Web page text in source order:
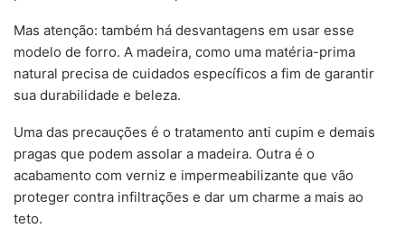
Mas atenção: também há desvantagens em usar esse
modelo de forro. A madeira, como uma matéria-prima
natural precisa de cuidados específicos a fim de garantir
sua durabilidade e beleza.
Uma das precauções é o tratamento anti cupim e demais
pragas que podem assolar a madeira. Outra é o
acabamento com verniz e impermeabilizante que vão
proteger contra infiltrações e dar um charme a mais ao
teto.